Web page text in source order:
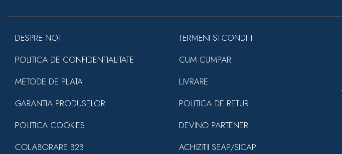
DESPRE NOI
POLITICA DE CONFIDENTIALITATE
METODE DE PLATA
GARANTIA PRODUSELOR
POLITICA COOKIES
COLABORARE B2B
TERMENI SI CONDITII
CUM CUMPAR
LIVRARE
POLITICA DE RETUR
DEVINO PARTENER
ACHIZITII SEAP/SICAP